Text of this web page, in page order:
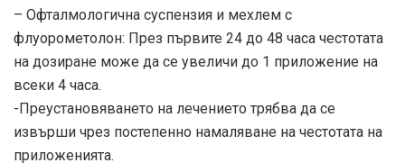
– Офталмологична суспензия и мехлем с
флуорометолон: През първите 24 до 48 часа честотата
на дозиране може да се увеличи до 1 приложение на
всеки 4 часа.
-Преустановяването на лечението трябва да се
извърши чрез постепенно намаляване на честотата на
приложенията.